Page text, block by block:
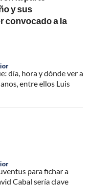
y sus
convocado a la
día, hora y dónde ver a
entre ellos Luis
para fichar a
Cabal sería clave